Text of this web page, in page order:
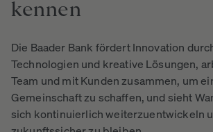
kennen
Die Baader Bank fördert Innovation
Technologien und kreative Lösungen,
Team und mit Kunden zusammen, um
Gemeinschaft zu schaffen, und sieht
sich kontinuierlich weiterzuentwickeln